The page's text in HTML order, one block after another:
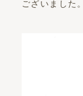
ございました。